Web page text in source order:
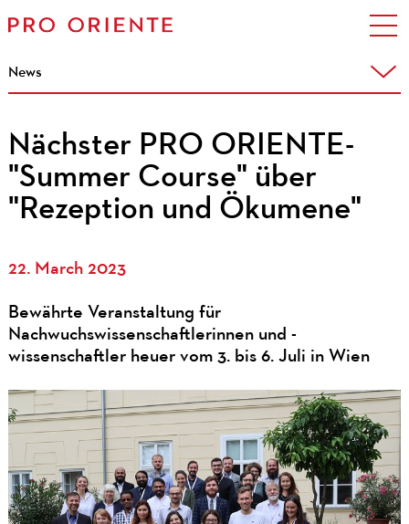
News
Nächster PRO ORIENTE-
"Summer Course" über
"Rezeption und Ökumene"
22. March 2023
Bewährte Veranstaltung für
Nachwuchswissenschaftlerinnen und -
wissenschaftler heuer vom 3. bis 6. Juli in Wien